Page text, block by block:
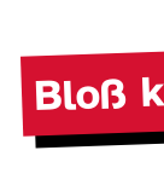
Bloß